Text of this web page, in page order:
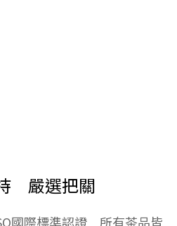
嚴選把關
國際標準認證 所有茶品皆